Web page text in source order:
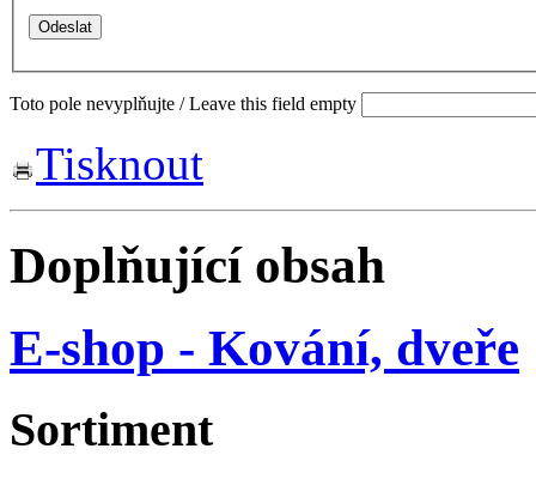
Toto pole nevyplňujte / Leave this field empty
Tisknout
Doplňující obsah
E-shop - Kování, dveře
Sortiment